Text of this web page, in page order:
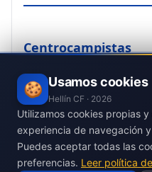
🍪 Usamos cookies
Hellín CF · 2026
Utilizamos cookies propias
experiencia de navegación
Puedes aceptar todas las
preferencias. Leer política
Centrocampistas
Delanteros